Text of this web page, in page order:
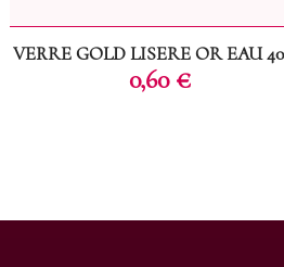
VERRE GOLD LISERE OR EAU
Prix
0,60 €